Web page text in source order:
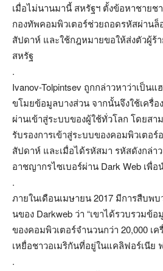
เมื่อไม่นานมานี้ สหรัฐฯ ตั้งข้อหาชายช
กองทัพคอมพิวเตอร์ช่วยถอดรหัสผ่าน
สัปดาห์ และใช้กฎหมายขอให้ส่งตัวผู้ร้
สหรัฐ
.
Ivanov-Tolpintsev ถูกกล่าวหาว่าเป็นแ
ขโมยข้อมูลบางส่วน จากนั้นจึงใช้เครื่อ
ผ่านเข้าสู่ระบบของผู้ใช้ทั่วโลก โดยส
รับรองการเข้าสู่ระบบของคอมพิวเตอร์
สัปดาห์ และเมื่อได้รหัสมา รหัสดังกล่า
อาชญากรไซเบอร์ผ่าน Dark Web เพื่
.
ภายในเดือนเมษายน 2017 มีการสืบพ
นของ Darkweb ว่า “เขาได้รวบรวมข้
ของคอมพิวเตอร์จำนวนกว่า 20,000 เ
เหยื่อชาวอเมริกันที่อยู่ในแคลิฟอร์เนี
.